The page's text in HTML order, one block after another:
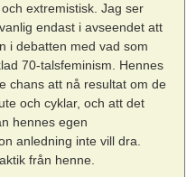
extremistisk. Jag ser
endast i avseendet att
i debatten med vad som
70-talsfeminism. Hennes
chans att nå resultat om de
och cyklar, och att det
hennes egen
anledning inte vill dra.
från henne.